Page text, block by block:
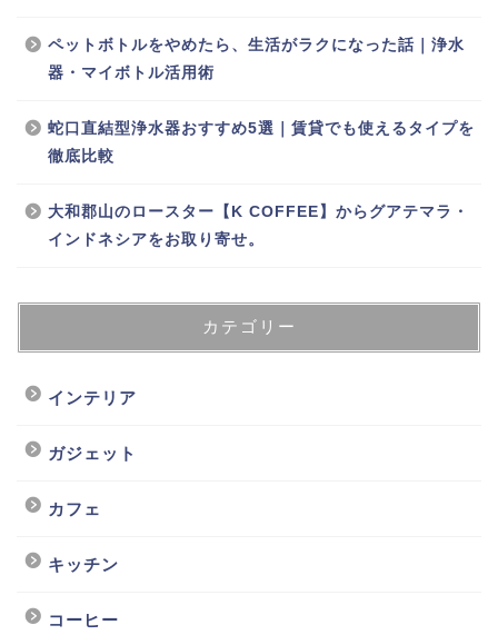
ペットボトルをやめたら、生活がラクになった話｜浄水
器・マイボトル活用術
蛇口直結型浄水器おすすめ5選｜賃貸でも使えるタイプを
徹底比較
大和郡山のロースター【K COFFEE】からグアテマラ・
インドネシアをお取り寄せ。
カテゴリー
インテリア
ガジェット
カフェ
キッチン
コーヒー